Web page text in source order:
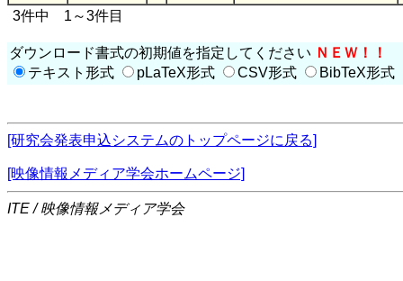
3件中 1～3件目
ダウンロード書式の初期値を指定してください ＮＥＷ！！
テキスト形式
pLaTeX形式 CSV形式 BibTeX形式
[研究会発表申込システムのトップページに戻る]
[映像情報メディア学会ホームページ]
ITE / 映像情報メディア学会